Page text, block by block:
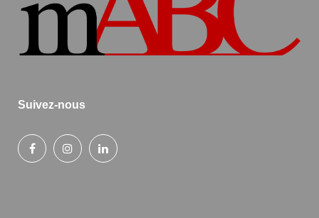
Suivez-nous